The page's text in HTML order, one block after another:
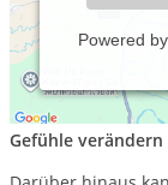
Powered by
Im Daseinsraum
Beschwerden
Gefühle verändern